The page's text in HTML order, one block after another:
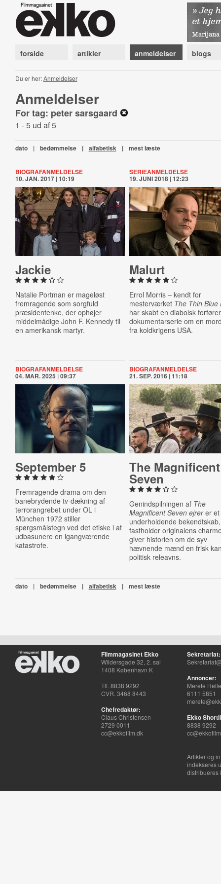
forside artikler anmeldelser blogs
Du er her:Anmeldelser
Anmeldelser
For tag: peter sarsgaard
1 - 5 ud af 5
dato | bedømmelse | alfabetisk | mest læste
BIOGRAFANMELDELSE
10. JAN. 2017 | 10:19
Jackie
Natalie Portman er mageløst
fremragende som sorgfuld
præsidentenke, der ophøjer
middelmådige John F. Kennedy til
en amerikansk martyr.
SERIEANMELDELSE
19. JUNI 2018 | 12:23
Malurt
Errol Morris – kendt for
mesterværket The Thin Blue
har skabt en diabolsk
dokumentarserie om en
fra koldkrigens USA.
BIOGRAFANMELDELSE
04. MAR. 2025 | 09:37
September 5
Fremragende drama om den
banebrydende tv-dækning af
terrorangrebet under OL i
München 1972 stiller
spørgsmålstegn ved det etiske i at
udbasunere en igangværende
katastrofe.
BIOGRAFANMELDELSE
21. SEP. 2016 | 11:18
The Mag­ni­fi­cent
Seven
Genindspilningen af The
Magnificent Seven ejrerer et
underholdende
fastholder originalens
giver historien om de syv
hævnende mænd en frisk
politisk releavns.
dato | bedømmelse | alfabetisk | mest læste
Filmmagasinet Ekko
Wildersgade 32, 2. sal
1408 København K
Tlf. 8838 9292
CVR. 3468 8443
Chefredaktør:
Claus Christensen
2729 0011
cc@ekkofilm.dk
Sekretariat:
Annoncer:
Merete
6111 5851
Ekko
8838 9292
Artikler og
indekseres
distribueres